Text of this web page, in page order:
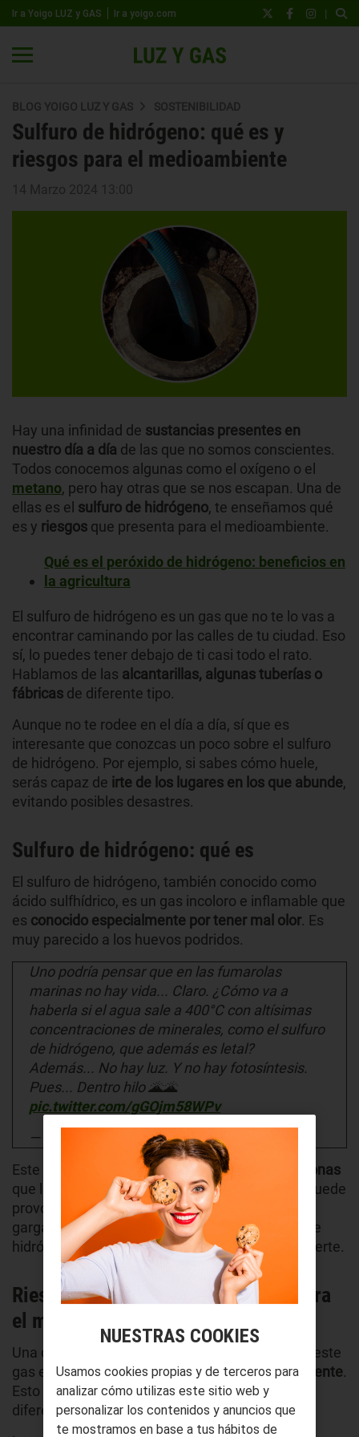
Ir a Yoigo LUZ y GAS Ir a yoigo.com |
BLOG YOIGO LUZ Y GAS SOSTENIBILIDAD
Sulfuro de hidrógeno: qué es y
riesgos para el medioambiente
14 Marzo 2024 13:00
Hay una infinidad de sustancias presentes en
nuestro día a día de las que no somos conscientes.
Todos conocemos algunas como el oxígeno o el
metano, pero hay otras que se nos escapan. Una de
ellas es el sulfuro de hidrógeno, te enseñamos qué
es y riesgos que presenta para el medioambiente.
Qué es el peróxido de hidrógeno: beneficios en
la agricultura
El sulfuro de hidrógeno es un gas que no te lo vas a
encontrar caminando por las calles de tu ciudad. Eso
sí, lo puedes tener debajo de ti casi todo el rato.
Hablamos de las alcantarillas, algunas tuberías o
fábricas de diferente tipo.
Aunque no te rodee en el día a día, sí que es
interesante que conozcas un poco sobre el sulfuro
de hidrógeno. Por ejemplo, si sabes cómo huele,
serás capaz de irte de los lugares en los que abunde,
evitando posibles desastres.
Sulfuro de hidrógeno: qué es
El sulfuro de hidrógeno, también conocido como
ácido sulfhídrico, es un gas incoloro e inflamable que
es conocido especialmente por tener mal olor. Es
muy parecido a los huevos podridos.
Uno podría pensar que en las fumarolas
marinas no hay vida... Claro. ¿Cómo va a
haberla si el agua sale a 400°C con altísimas
concentraciones de minerales, como el sulfuro
de hidrógeno, que además es letal?
Además... No hay luz. Y no hay fotosíntesis.
Pues... Dentro hilo 🌋🌋
pic.twitter.com/gGOjm58WPv
— RaowlBear (@RaowlBear)July 15, 2020
Este gas es
perjudicial para la salud de las personas
que lo respiran. Si es en pequeñas cantidades puede
provocarte problemas de vista o dolores de
garganta. Si aumenta la proporción de sulfuro de
hidrógeno puede llegar a provocar incluso la muerte.
Riesgos del sulfuro de hidrógeno para
el medioambiente
Una de las características principales que tiene este
gas es quees muy peligroso para el medioambiente.
Esto se debe a que puede se perjudicial en
diferentes ámbitos.
NUESTRAS COOKIES
Usamos cookies propias y de terceros para
analizar cómo utilizas este sitio web y
personalizar los contenidos y anuncios que
te mostramos en base a tus hábitos de